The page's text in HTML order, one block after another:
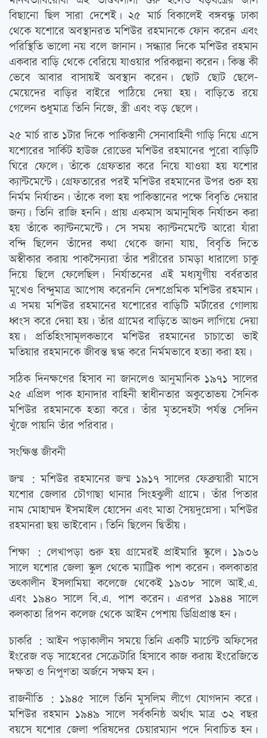
বিছানো ছিল সারা দেশেই। ২৫ মার্চ বিকালেই বঙ্গবন্ধু ঢাকা
থেকে যশোরে অবস্থানরত মশিউর রহমানকে ফোন করেন এবং
পরিস্থিতি ভালো নয় বলে জানান। সন্ধ্যার দিকে মশিউর রহমান
একবার বাড়ি থেকে বেরিয়ে যাওয়ার পরিকল্পনা করেন। কিন্তু কী
ভেবে আবার বাসায়ই অবস্থান করেন। ছোট ছোট ছেলে-
মেয়েদের বাড়ির বাইরে পাঠিয়ে দেয়া হয়। বাড়িতে রয়ে
গেলেন শুধুমাত্র তিনি নিজে, স্ত্রী এবং বড় ছেলে।
২৫ মার্চ রাত ১টার দিকে পাকিস্তানী সেনাবাহিনী গাড়ি নিয়ে এসে
যশোরের সার্কিট হাউজ রোডের মশিউর রহমানের পুরো বাড়িটি
ঘিরে ফেলে। তাঁকে গ্রেফতার করে নিয়ে যাওয়া হয় যশোর
ক্যান্টমেন্টে। গ্রেফতারের পরই মশিউর রহমানের উপর শুরু হয়
নির্মম নির্যাতন। তাঁকে বলা হয় পাকিস্তানের পক্ষে বিবৃতি দেয়ার
জন্য। তিনি রাজি হননি। প্রায় একমাস অমানুষিক নির্যাতন করা
হয় তাঁকে ক্যান্টনমেন্টে। সে সময় ক্যান্টনমেন্টে আরো যাঁরা
বন্দি ছিলেন তাঁদের কথা থেকে জানা যায়, বিবৃতি দিতে
অস্বীকার করায় পাকসৈন্যরা তাঁর শরীরের চামড়া ধারালো চাকু
দিয়ে ছিলে ফেলেছিল। নির্যাতনের এই মধ্যযুগীয় বর্বরতার
মুখেও বিন্দুমাত্র আপোষ করেননি দেশপ্রেমিক মশিউর রহমান।
এ সময় মশিউর রহমানের যশোরের বাড়িটি মর্টারের গোলায়
ধ্বংস করে দেয়া হয়। তাঁর গ্রামের বাড়িতে আগুন লাগিয়ে দেয়া
হয়। প্রতিহিংসামূলকভাবে মশিউর রহমানের চাচাতো ভাই
মতিয়ার রহমানকে জীবন্ত দ্বগ্ধ করে নির্মমভাবে হত্যা করা হয়।
সঠিক দিনক্ষণের হিসাব না জানলেও আনুমানিক ১৯৭১ সালের
২৫ এপ্রিল পাক হানাদার বাহিনী স্বাধীনতার অকুতোভয় সৈনিক
মশিউর রহমানকে হত্যা করে। তাঁর মৃতদেহটা পর্যন্ত সেদিন
খুঁজে পায়নি তাঁর পরিবার।
সংক্ষিপ্ত জীবনী
জন্ম : মশিউর রহমানের জন্ম ১৯১৭ সালের ফেব্রুয়ারী মাসে
যশোর জেলার চৌগাছা থানার সিংহঝুলী গ্রামে। তাঁর পিতার
নাম মোহাম্মদ ইসমাইল হোসেন এবং মাতা সৈয়দুন্নেসা। মশিউর
রহমানরা ছয় ভাইবোন। তিনি ছিলেন দ্বিতীয়।
শিক্ষা : লেখাপড়া শুরু হয় গ্রামেরই প্রাইমারি স্কুলে। ১৯৩৬
সালে যশোর জেলা স্কুল থেকে ম্যাট্রিক পাশ করেন। কলকাতার
তত্‍কালীন ইসলামিয়া কলেজে থেকেই ১৯৩৮ সালে আই.এ.
এবং ১৯৪০ সালে বি.এ. পাশ করেন। এরপর ১৯৪৪ সালে
কলকাতা রিপন কলেজ থেকে আইন পেশায় ডিগ্রিপ্রাপ্ত হন।
চাকরি : আইন পড়াকালীন সময়ে তিনি একটি মার্চেন্ট অফিসের
ইংরেজ বড় সাহেবের সেক্রেটারি হিসাবে কাজ করায় ইংরেজিতে
দক্ষতা ও নিপুণতা অর্জনে সক্ষম হন।
রাজনীতি : ১৯৪৫ সালে তিনি মুসলিম লীগে যোগদান করে।
মশিউর রহমান ১৯৪৯ সালে সর্বকনিষ্ঠ অর্থাত্‍ মাত্র ৩২ বছর
বয়সে যশোর জেলা পরিষদের চেয়ারম্যান পদে নিবাচিত হন।